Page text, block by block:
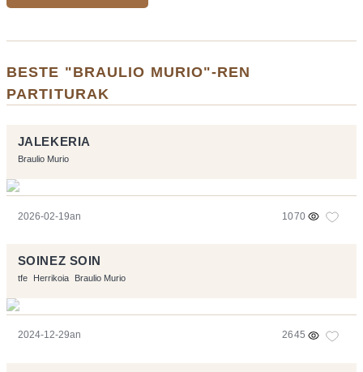
BESTE "BRAULIO MURIO"-REN
PARTITURAK
JALEKERIA
Braulio Murio
2026-02-19an 1070
SOINEZ SOIN
tfe Herrikoia Braulio Murio
2024-12-29an 2645